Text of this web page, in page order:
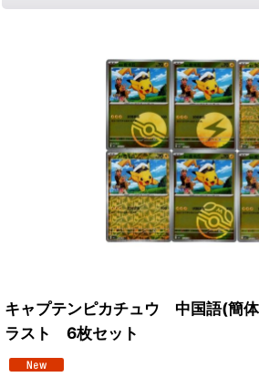
キャプテンピカチュウ 中国語(簡
ラスト 6枚セット